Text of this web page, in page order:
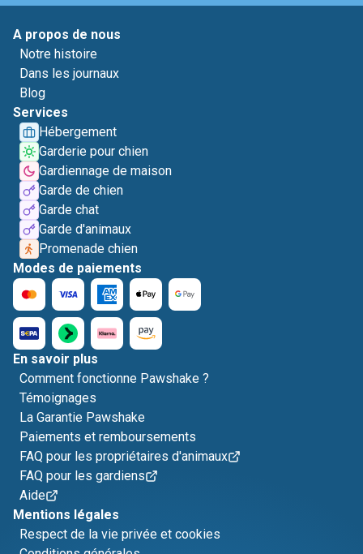
A propos de nous
Notre histoire
Dans les journaux
Blog
Services
Hébergement
Garderie pour chien
Gardiennage de maison
Garde de chien
Garde chat
Garde d'animaux
Promenade chien
Modes de paiements
En savoir plus
Comment fonctionne Pawshake ?
Témoignages
La Garantie Pawshake
Paiements et remboursements
FAQ pour les propriétaires d'animaux
FAQ pour les gardiens
Aide
Mentions légales
Respect de la vie privée et cookies